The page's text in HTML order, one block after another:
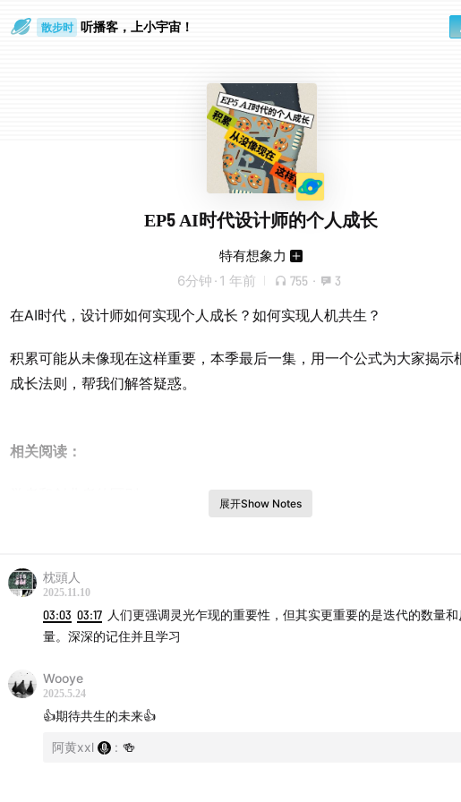
散步时 听播客，上小宇宙！
EP5 AI时代设计师的个人成长
特有想象力
6分钟 · 1 年前 755 · 3
在AI时代，设计师如何实现个人成长？如何实现人机共生？
积累可能从未像现在这样重要，本季最后一集，用一个公式为大家揭示
成长法则，帮我们解答疑惑。
相关阅读：
入群交流&订阅动态：
进入听友群可加微信，备注“听友群”： zywalks
展开Show Notes
枕頭人
2025.11.10
03:03 03:17 人们更强调灵光乍现的重要性，但其实更重要的是迭代的数量
量。深深的记住并且学习
Wooye
2025.5.24
👍期待共生的未来👍
阿黄xxl : 🍻